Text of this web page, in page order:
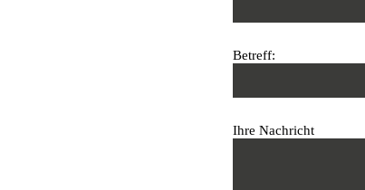
Betreff:
Ihre Nachricht